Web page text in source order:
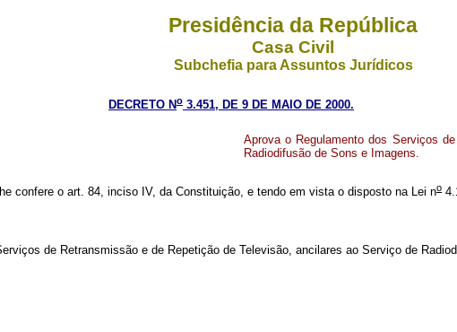
Presidência da República
Casa Civil
Subchefia para Assuntos Jurídicos
DECRETO No 3.451, DE 9 DE MAIO DE 2000.
Aprova o Regulamento dos Serviços
Radiodifusão de Sons e Imagens.
confere o art. 84, inciso IV, da Constituição, e tendo em vista o disposto na Lei no
de Retransmissão e de Repetição de Televisão, ancilares ao Serviço de